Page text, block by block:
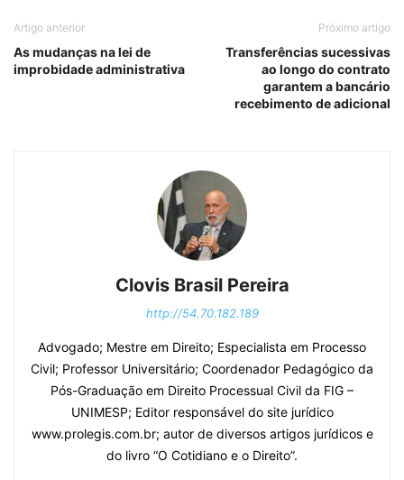
Artigo anterior
As mudanças na lei de
improbidade administrativa
Próximo artigo
Transferências sucessivas
ao longo do contrato
garantem a bancário
recebimento de adicional
Clovis Brasil Pereira
http://54.70.182.189
Advogado; Mestre em Direito; Especialista em Processo
Civil; Professor Universitário; Coordenador Pedagógico da
Pós-Graduação em Direito Processual Civil da FIG –
UNIMESP; Editor responsável do site jurídico
www.prolegis.com.br; autor de diversos artigos jurídicos e
do livro “O Cotidiano e o Direito”.